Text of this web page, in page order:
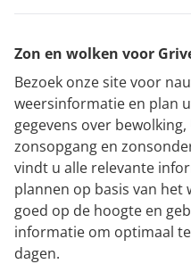
Zon en wolken voor
Bezoek onze site voor
weersinformatie en plan
gegevens over
zonsopgang en
vindt u alle relevante
plannen op basis van het
goed op de hoogte en
informatie om optimaal
dagen.